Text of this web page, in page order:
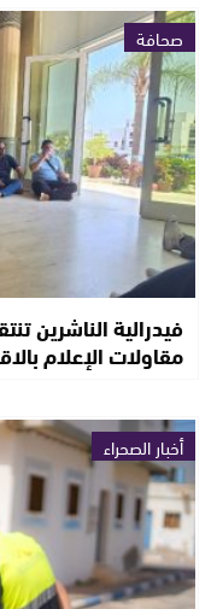
صحافة
فيدرالية الناشرين
مقاولات الإعلام
أخبار الصحراء